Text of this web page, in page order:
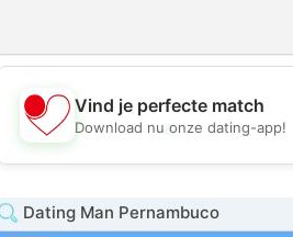
💖
Vind je perfecte match
Download nu onze dating-app!
Dating Man Pernambuco